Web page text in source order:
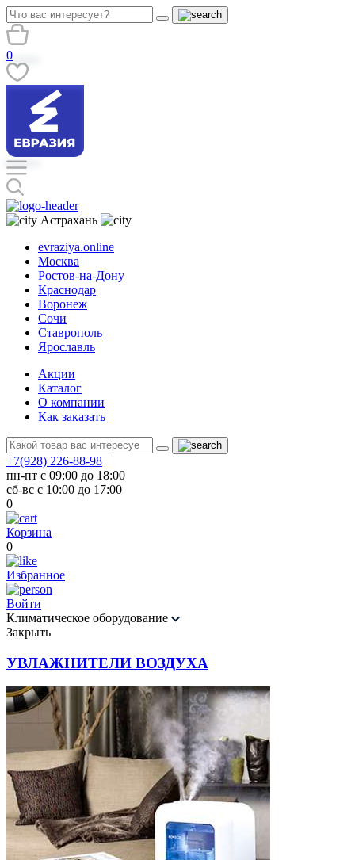
0
Астрахань
evraziya.online
Москва
Ростов-на-Дону
Краснодар
Воронеж
Сочи
Ставрополь
Ярославль
Акции
Каталог
О компании
Как заказать
+7(928) 226-88-98
пн-пт с 09:00 до 18:00
сб-вс с 10:00 до 17:00
0
Корзина
0
Избранное
Войти
Климатическое оборудование
Закрыть
УВЛАЖНИТЕЛИ ВОЗДУХА